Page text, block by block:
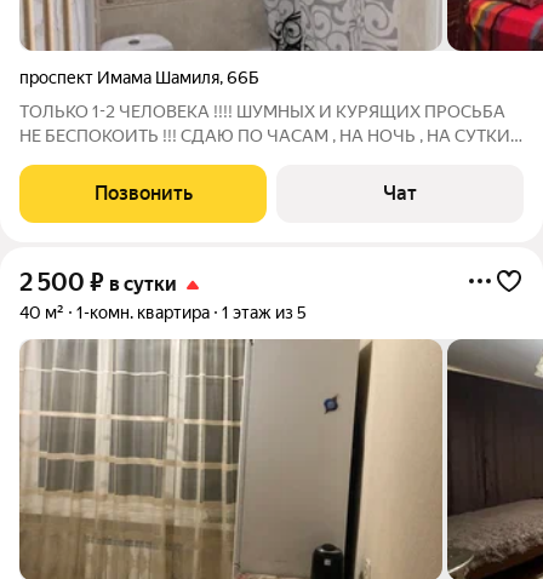
проспект Имама Шамиля,66Б
ТОЛЬКО 1-2 ЧЕЛОВЕКА !!!! ШУМНЫХ И КУРЯЩИХ ПРОСЬБА
НЕ БЕСПОКОИТЬ !!! СДАЮ ПО ЧАСАМ , НА НОЧЬ , НА СУТКИ
КРОВАТЬЮ 99 Подробности по телефону
Позвонить Чат
2 500 ₽ в сутки
40 м² 1-комн. квартира 1 этаж из 5